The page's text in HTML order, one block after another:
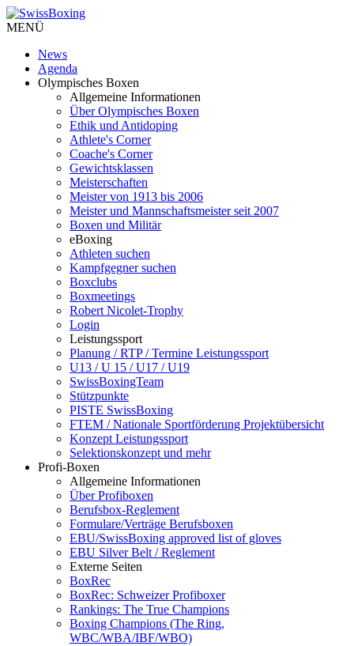
MENÜ
News
Agenda
Olympisches Boxen
Allgemeine Informationen
Über Olympisches Boxen
Ethik und Antidoping
Athlete's Corner
Coache's Corner
Gewichtsklassen
Meisterschaften
Meister von 1913 bis 2006
Meister und Mannschaftsmeister seit 2007
Boxen und Militär
eBoxing
Athleten suchen
Kampfgegner suchen
Boxclubs
Boxmeetings
Robert Nicolet-Trophy
Login
Leistungssport
Planung / RTP / Termine Leistungssport
U13 / U 15 / U17 / U19
SwissBoxingTeam
Stützpunkte
PISTE SwissBoxing
FTEM / Nationale Sportförderung Projektübersicht
Konzept Leistungssport
Selektionskonzept und mehr
Profi-Boxen
Allgemeine Informationen
Über Profiboxen
Berufsbox-Reglement
Formulare/Verträge Berufsboxen
EBU/SwissBoxing approved list of gloves
EBU Silver Belt / Reglement
Externe Seiten
BoxRec
BoxRec: Schweizer Profiboxer
Rankings: The True Champions
Boxing Champions (The Ring,
WBC/WBA/IBF/WBO)